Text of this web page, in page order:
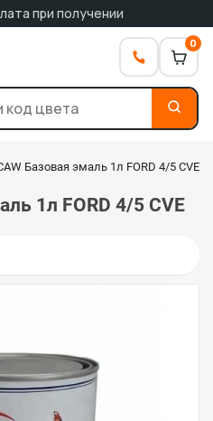
при получении
0
Базовая эмаль 1л FORD 4/5 CVE
1л FORD 4/5 CVE